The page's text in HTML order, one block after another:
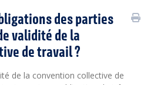
des parties
validité de la
de travail ?
de la convention collective de